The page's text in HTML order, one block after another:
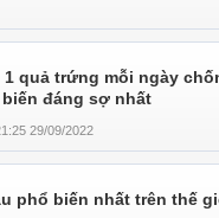
1 quả trứng mỗi ngày
đáng sợ nhất
29/09/2022
phổ biến nhất trên thế